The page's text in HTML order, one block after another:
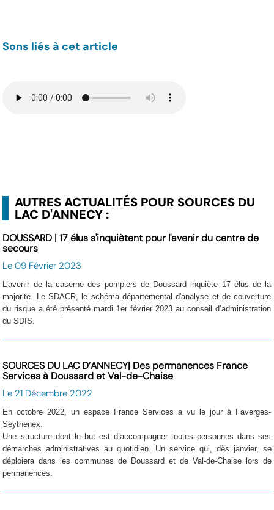
Sons liés à cet article
AUTRES ACTUALITÉS POUR SOURCES DU
LAC D'ANNECY :
DOUSSARD | 17 élus s'inquiètent pour l'avenir du centre de
secours
Le 09 Février 2023
L’avenir de la caserne des pompiers de Doussard inquiète 17 élus de la
majorité. Le SDACR, le schéma départemental d'analyse et de couverture
du risque a été présenté mardi 1er février 2023 au conseil d’administration
du SDIS.
SOURCES DU LAC D’ANNECY| Des permanences France
Services à Doussard et Val-de-Chaise
Le 21 Décembre 2022
En octobre 2022, un espace France Services a vu le jour à Faverges-
Seythenex.
Une structure dont le but est d’accompagner toutes personnes dans ses
démarches administratives au quotidien. Un service qui, dès janvier, se
déploiera dans les communes de Doussard et de Val-de-Chaise lors de
permanences.